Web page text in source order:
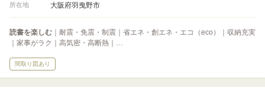
所在地 大阪府羽曳野市
読書を楽しむ ｜耐震・免震・制震｜省エネ・創エネ・エコ（eco）｜収納充実
｜家事がラク｜高気密・高断熱｜…
間取り図あり